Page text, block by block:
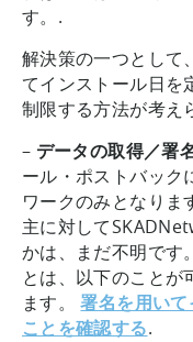
す。.
解決策の一つとして
てインストール日を
制限する方法が考え
– データの取得／署
ール・ポストバック
ワークのみとなりま
主に対して
かは、まだ不明です
とは、以下のことが
ます。署名を用い
ことを確認する.